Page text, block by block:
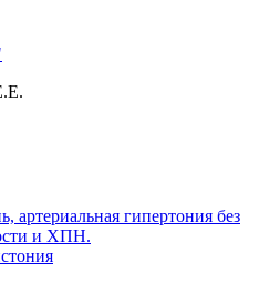
артериальная гипертония без
и ХПН.